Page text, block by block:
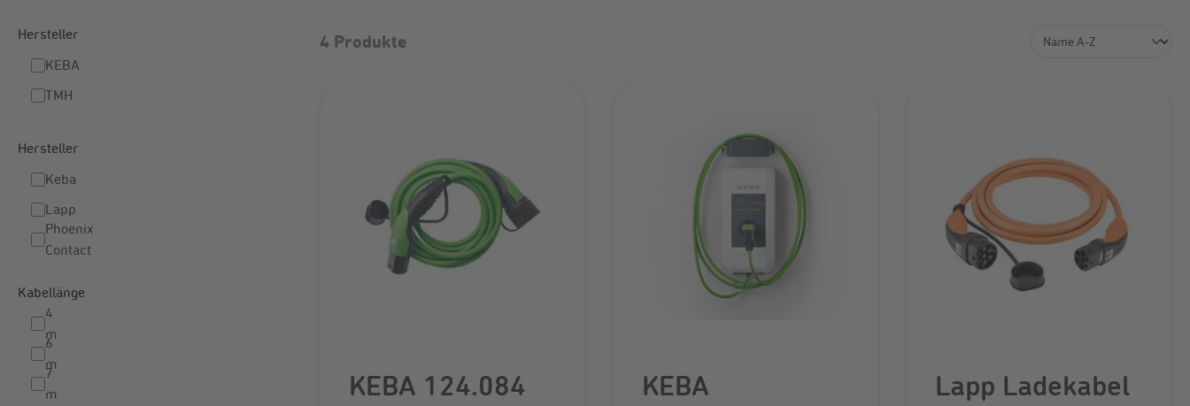
Hersteller
KEBA
TMH
Hersteller
Keba
Lapp
Phoenix
Contact
Kabellänge
4
m
6
m
7
m
4 Produkte
KEBA 124.084
KEBA
Lapp Ladekabel